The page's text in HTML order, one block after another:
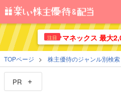
注目 マネックス 最大
TOPページ 株主優待のジャンル別検索
PR